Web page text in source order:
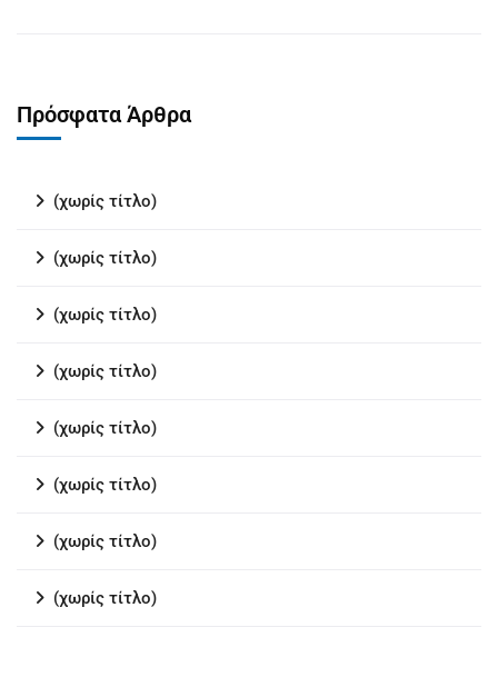
Πρόσφατα Άρθρα
(χωρίς τίτλο)
(χωρίς τίτλο)
(χωρίς τίτλο)
(χωρίς τίτλο)
(χωρίς τίτλο)
(χωρίς τίτλο)
(χωρίς τίτλο)
(χωρίς τίτλο)